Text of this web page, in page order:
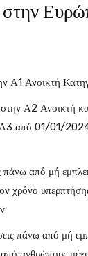
Α1 Ανοικτή
Α2 Ανοικτή
από 01/01/
πάνω από μή
χρόνο
πάνω από μή